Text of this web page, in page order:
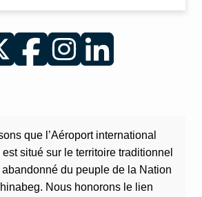
FacebookInstagramLinkedIn
que l’Aéroport international
est situé sur le territoire traditionnel
du peuple de la Nation
Nous honorons le lien